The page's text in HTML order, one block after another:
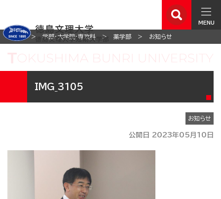
MENU
ホーム 学部・大学院・専攻科 薬学部 お知らせ
IMG_3105
お知らせ
公開日 2023年05月10日